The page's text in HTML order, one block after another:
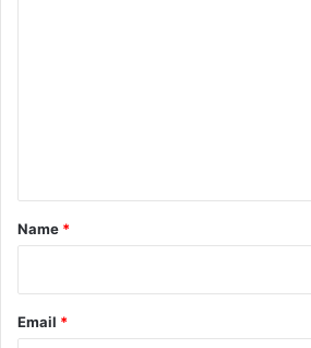
*
Name *
Email *